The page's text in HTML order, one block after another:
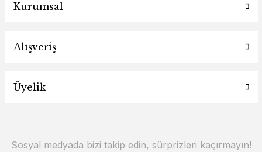
Kurumsal
Alışveriş
Üyelik
Sosyal medyada bizi takip edin, sürprizleri kaçırmayın!